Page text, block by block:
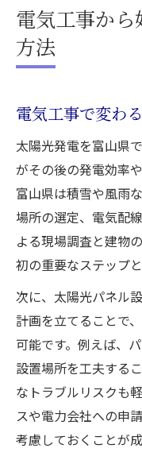
電気工事か
方法
電気工事で変わ
太陽光発電を富山県
がその後の発電効率
富山県は積雪や風雨
場所の選定、電気配
よる現場調査と建物
初の重要なステップと
次に、太陽光パネル
計画を立てることで
可能です。例えば、
設置場所を工夫する
なトラブルリスクも
スや電力会社への申
考慮しておくことが